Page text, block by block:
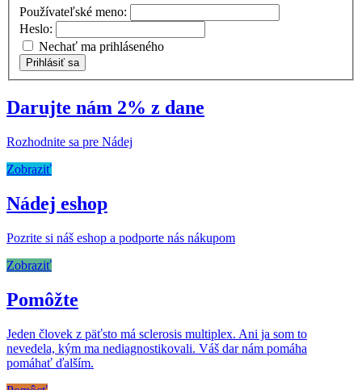
Používateľské meno:
Heslo:
Nechať ma prihláseného
Prihlásiť sa
Darujte nám 2% z dane
Rozhodnite sa pre Nádej
Zobraziť
Nádej eshop
Pozrite si náš eshop a podporte nás nákupom
Zobraziť
Pomôžte
Jeden človek z päťsto má sclerosis multiplex. Ani ja som to
nevedela, kým ma nediagnostikovali. Váš dar nám pomáha
pomáhať ďalším.